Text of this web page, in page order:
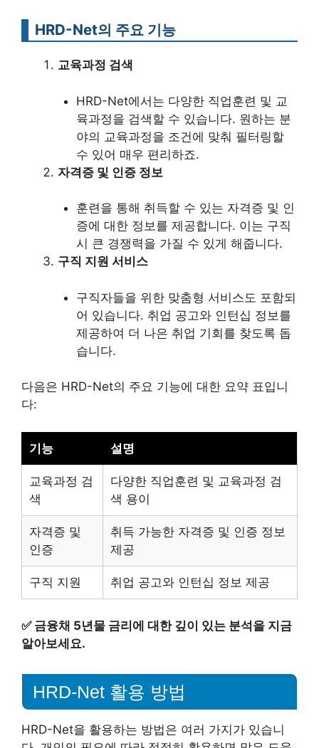
HRD-Net의 주요 기능
교육과정 검색
HRD-Net에서는 다양한 직업훈련 및 교
육과정을 검색할 수 있습니다. 원하는 분
야의 교육과정을 조건에 맞춰 필터링할
수 있어 매우 편리하죠.
자격증 및 인증 정보
훈련을 통해 취득할 수 있는 자격증 및 인
증에 대한 정보를 제공합니다. 이는 구직
시 큰 경쟁력을 가질 수 있게 해줍니다.
구직 지원 서비스
구직자들을 위한 맞춤형 서비스도 포함되
어 있습니다. 취업 공고와 인턴십 정보를
제공하여 더 나은 취업 기회를 찾도록 돕
습니다.
다음은 HRD-Net의 주요 기능에 대한 요약 표입니
다:
기능 설명
교육과정 검
색
다양한 직업훈련 및 교육과정 검
색 용이
자격증 및
인증
취득 가능한 자격증 및 인증 정보
제공
구직 지원 취업 공고와 인턴십 정보 제공
✅ 금융채 5년물 금리에 대한 깊이 있는 분석을 지금
알아보세요.
HRD-Net 활용 방법
HRD-Net을 활용하는 방법은 여러 가지가 있습니